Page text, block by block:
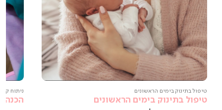
טיפול בתינוק בימים הראשונים
טיפול בתינוק בימים הראשונים
ניתוח
הכנה